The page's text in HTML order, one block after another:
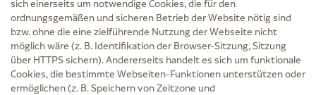
Service
Versand und Lieferzeit
Kontakt
FAQ
AGB
sich einerseits um notwendige Cookies, die für den
ordnungsgemäßen und sicheren Betrieb der Website nötig sind
bzw. ohne die eine zielführende Nutzung der Webseite nicht
möglich wäre (z. B. Identifikation der Browser-Sitzung, Sitzung
über HTTPS sichern). Andererseits handelt es sich um funktionale
Cookies, die bestimmte Webseiten-Funktionen unterstützen oder
ermöglichen (z. B. Speichern von Zeitzone und